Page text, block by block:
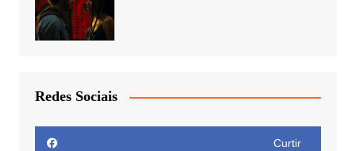
Redes Sociais
Curtir